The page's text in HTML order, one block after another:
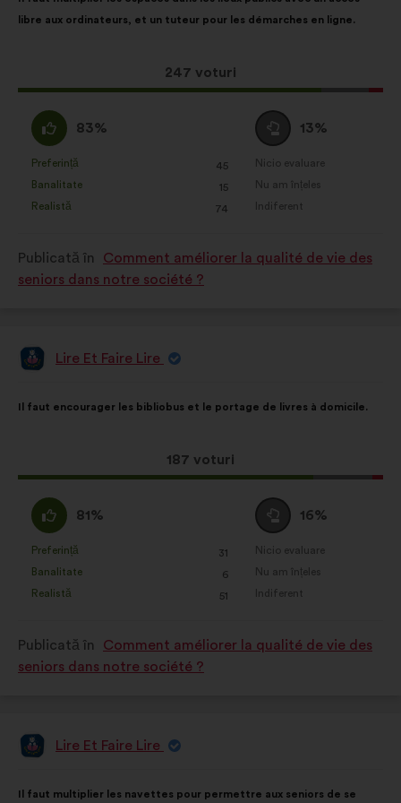
propunerii:
libre aux ordinateurs, et un tuteur pour les démarches en ligne.
Această
propunere
247 voturi
următoarea
distribuire:
Acord
:
83%
clasificarea:
Preferință
: 45
ori
Banalitate
: 15
ori
Realistă
: 74
ori
Neutru
:
13%
clasificarea:
Nicio evaluare
:ori
Nu am înțeles
:ori
Indiferent
:ori
Publicată în
Comment améliorer la qualité de vie des
seniors dans notre société ?
PropunereLire Et Faire Lire
propunerii:
Il faut encourager les bibliobus et le portage de livres à domicile.
Această
propunere
187 voturi
următoarea
Acord
:
81%
clasificarea:
Preferință
: 31
ori
Banalitate
: 6
ori
Realistă
: 51
ori
Neutru
:
16%
clasificarea:
Nicio evaluare
:ori
Nu am înțeles
:ori
Indiferent
:ori
Publicată în
Comment améliorer la qualité de vie des
seniors dans notre société ?
PropunereLire Et Faire Lire
Il faut multiplier les navettes pour permettre aux seniors de se